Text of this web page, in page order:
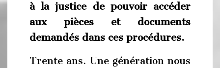
à la justice de pouvoir accéder
aux pièces et documents
demandés dans ces procédures.
Trente ans. Une génération nous